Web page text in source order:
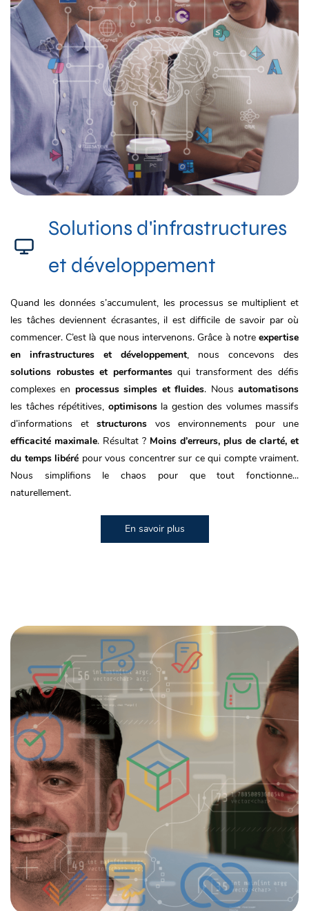
Solutions d'infrastructures
et développement
Quand les données s’accumulent, les processus se multiplient et
les tâches deviennent écrasantes, il est difficile de savoir par où
commencer. C’est là que nous intervenons. Grâce à notre expertise
en infrastructures et développement, nous concevons des
solutions robustes et performantesqui transforment des défis
complexes en processus simples et fluides. Nousautomatisons
les tâches répétitives, optimisons la gestion des volumes massifs
d’informations et structurons vos environnements pour une
efficacité maximale. Résultat ? Moins d’erreurs, plus de clarté, et
du temps libéré pour vous concentrer sur ce qui compte vraiment.
Nous simplifions le chaos pour que tout fonctionne...
naturellement.
En savoir plus